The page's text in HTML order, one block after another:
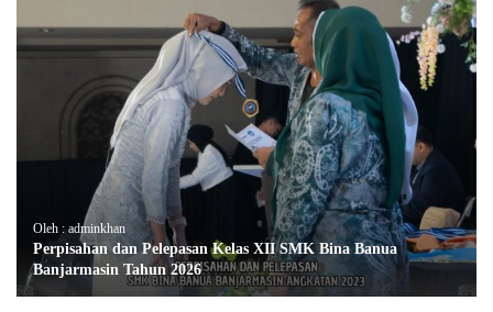
Oleh : adminkhan
Perpisahan dan Pelepasan Kelas XII SMK Bina Banua
Banjarmasin Tahun 2026